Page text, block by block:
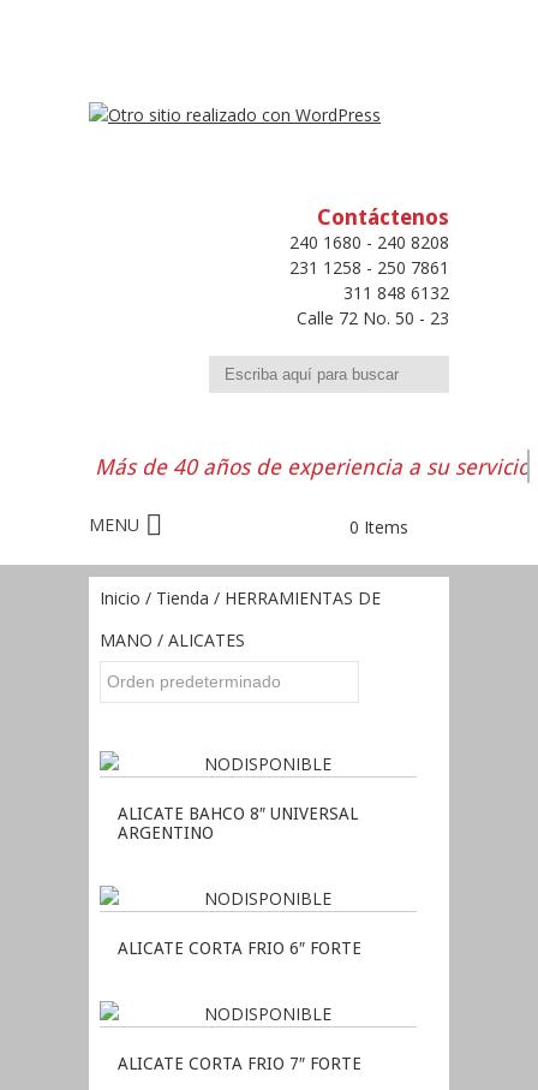
Contáctenos
240 1680 - 240 8208
231 1258 - 250 7861
311 848 6132
Calle 72 No. 50 - 23
Buscar
Más de 40 años de experiencia a su servicio
0 Items
Inicio / Tienda / HERRAMIENTAS DE
MANO / ALICATES
ALICATE BAHCO 8″ UNIVERSAL
ARGENTINO
ALICATE CORTA FRIO 6″ FORTE
ALICATE CORTA FRIO 7″ FORTE